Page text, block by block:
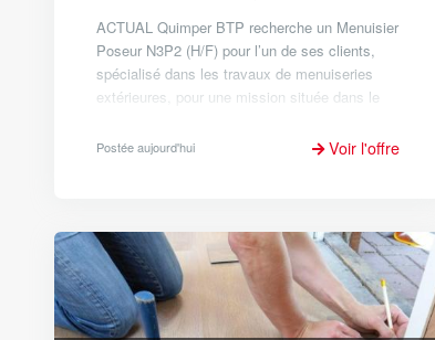
ACTUAL Quimper BTP recherche un Menuisier
Poseur N3P2 (H/F) pour l’un de ses clients,
spécialisé dans les travaux de menuiseries
extérieures, pour une mission située dans le
Taux horaire : 13.61€ à 1...
Postée aujourd'hui Voir l'offre